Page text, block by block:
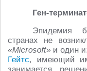
Ген-
Эпидемия
странах не
«Microsoft» и один
Гейтс, имеющий